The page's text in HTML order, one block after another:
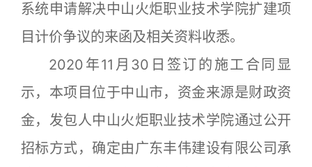
系统申请解决中山火炬职业技术学院扩建项
目计价争议的来函及相关资料收悉。
2020年11月30日签订的施工合同显
示，本项目位于中山市，资金来源是财政资
金，发包人中山火炬职业技术学院通过公开
招标方式，确定由广东丰伟建设有限公司承